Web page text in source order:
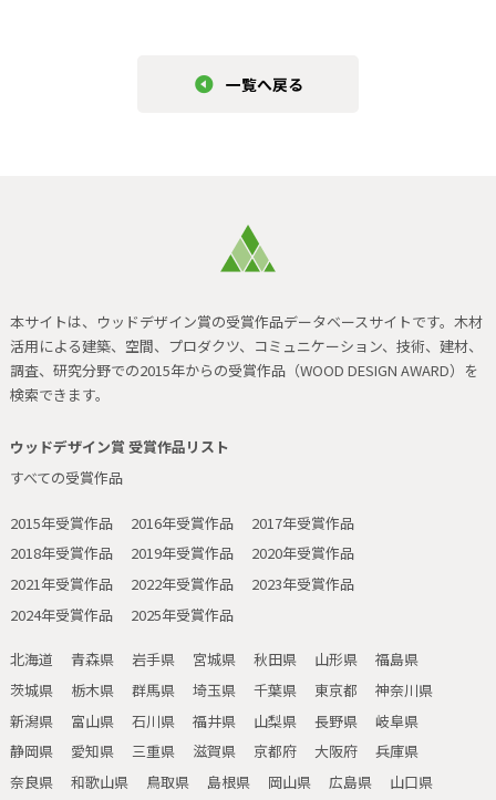
一覧へ戻る
本サイトは、ウッドデザイン賞の受賞作品データベースサイトです。 木材
活用による建築、空間、プロダクツ、コミュニケーション、技術、建材、
調査、研究分野での2015年からの受賞作品（WOOD DESIGN AWARD）を
検索できます。
ウッドデザイン賞 受賞作品リスト
すべての受賞作品
2015年受賞作品 2016年受賞作品
2017年受賞作品
2018年受賞作品
2019年受賞作品
2020年受賞作品
2021年受賞作品
2022年受賞作品
2023年受賞作品
2024年受賞作品
2025年受賞作品
北海道 青森県 岩手県 宮城県 秋田県 山形県
福島県
茨城県
栃木県 群馬県 埼玉県 千葉県 東京都
神奈川県
新潟県
富山県 石川県 福井県 山梨県 長野県
岐阜県
静岡県
愛知県 三重県 滋賀県 京都府 大阪府
兵庫県
奈良県
和歌山県 鳥取県 島根県 岡山県 広島県 山口県